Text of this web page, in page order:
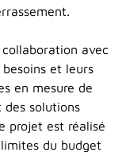
avec
et leurs
en mesure de
des solutions
projet est réalisé
du budget